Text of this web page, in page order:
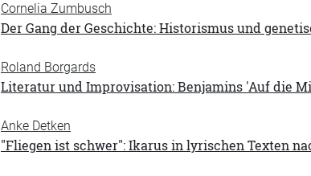
Cornelia Zumbusch
Der Gang der Geschichte: Historismus und
Roland Borgards
Literatur und Improvisation: Benjamins 'Auf die
Anke Detken
"Fliegen ist schwer": Ikarus in lyrischen Texten